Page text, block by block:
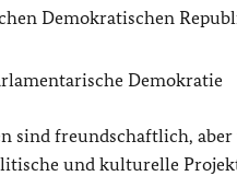
Demokratischen
Demokratie
freundschaftlich, aber
und kulturelle